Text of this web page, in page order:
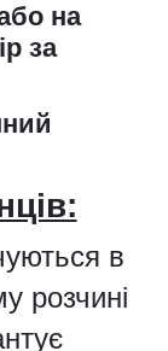
на
за
в
розчині